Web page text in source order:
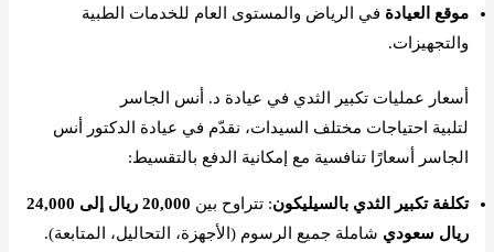
موقع العيادة في الرياض والمستوى العام للخدمات الطبية
والتجهيزات.
أسعار عمليات تكبير الثدي في عيادة د. أنس الجاسر
لتلبية احتياجات مختلف السيدات، نقدّم في عيادة الدكتور أنس
الجاسر أسعارًا تنافسية مع إمكانية الدفع بالتقسيط:
تكلفة تكبير الثدي بالسيليكون: تتراوح بين
20,000 ريال إلى 24,000
ريال سعودي شاملة جميع الرسوم (الأجهزة، التحاليل، المتابعة).